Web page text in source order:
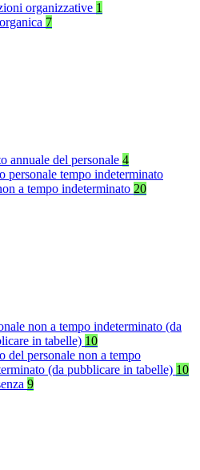
organizzative 1
7
annuale del personale 4
personale tempo indeterminato
a tempo indeterminato 20
non a tempo indeterminato (da
in tabelle) 10
del personale non a tempo
(da pubblicare in tabelle) 10
9